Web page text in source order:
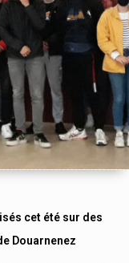
cet été sur des
Douarnenez